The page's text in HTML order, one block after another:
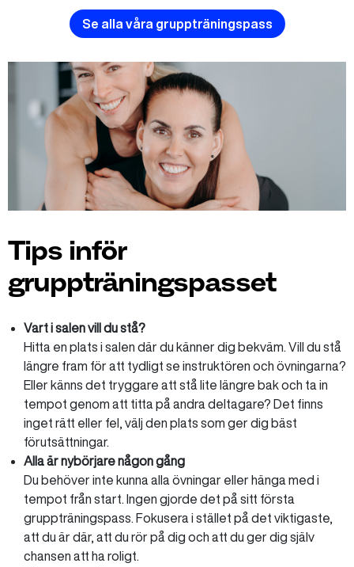
Se alla våra gruppträningspass
Tips inför
gruppträningspasset
Vart i salen vill du stå?
Hitta en plats i salen där du känner dig bekväm. Vill du stå
längre fram för att tydligt se instruktören och övningarna?
Eller känns det tryggare att stå lite längre bak och ta in
tempot genom att titta på andra deltagare? Det finns
inget rätt eller fel, välj den plats som ger dig bäst
förutsättningar.
Alla är nybörjare någon gång
Du behöver inte kunna alla övningar eller hänga med i
tempot från start. Ingen gjorde det på sitt första
gruppträningspass. Fokusera i stället på det viktigaste,
att du är där, att du rör på dig och att du ger dig själv
chansen att ha roligt.